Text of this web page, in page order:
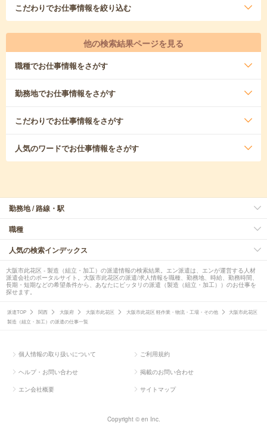
こだわりでお仕事情報を絞り込む
他の検索結果ページを見る
職種でお仕事情報をさがす
勤務地でお仕事情報をさがす
こだわりでお仕事情報をさがす
人気のワードでお仕事情報をさがす
勤務地 / 路線・駅
職種
人気の検索インデックス
大阪市此花区 - 製造（組立・加工）の派遣情報の検索結果。エン派遣は、エンが運営する人材
派遣会社のポータルサイト。大阪市此花区の派遣/求人情報を職種、勤務地、時給、勤務時間、
長期・短期などの希望条件から、あなたにピッタリの派遣（製造（組立・加工））のお仕事を
探せます。
派遣TOP 関西 大阪府 大阪市此花区 大阪市此花区 軽作業・物流・工場・その他
大阪市此花区
製造（組立・加工）の派遣の仕事一覧
個人情報の取り扱いについて ご利用規約
ヘルプ・お問い合わせ 掲載のお問い合わせ
エン会社概要 サイトマップ
Copyright © en Inc.